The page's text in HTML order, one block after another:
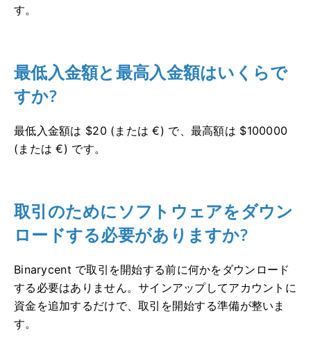
す。
最低入金額と最高入金額はいくらで
すか?
最低入金額は $20 (または €) で、最高額は $100000
(または €) です。
取引のためにソフトウェアをダウン
ロードする必要がありますか?
Binarycent で取引を開始する前に何かをダウンロード
する必要はありません。サインアップしてアカウントに
資金を追加するだけで、取引を開始する準備が整いま
す。